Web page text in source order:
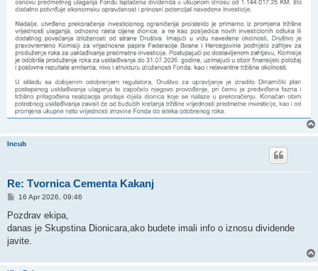
Incub
Re: Tvornica Cementa Kakanj
P
s
16 Apr 2026, 09:46
Pozdrav ekipa,
danas je Skupstina Dionicara,ako budete imali info o iznosu dividende
javite.